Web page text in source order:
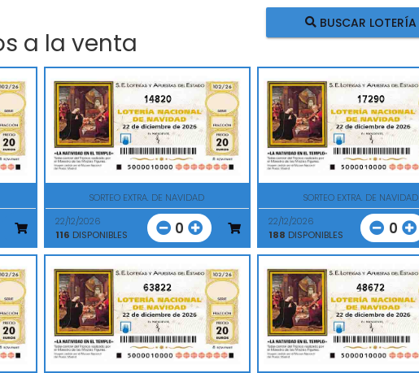
a la venta
BUSCAR LOTERÍA
14820
SORTEO EXTRA. DE NAVIDAD
22/12/2026
116 DISPONIBLES 0
17290
SORTEO EXTRA. DE NAVIDAD
22/12/2026
188 DISPONIBLES 0
63822 48672